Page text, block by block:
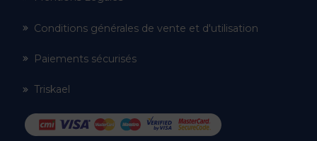
Conditions générales de vente et d'utilisation
Paiements sécurisés
Triskael